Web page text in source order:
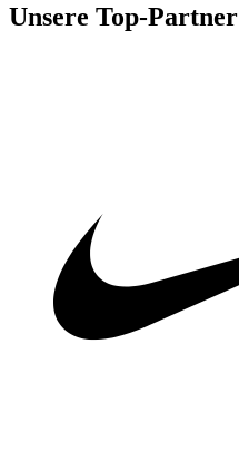
Unsere Top-Partner